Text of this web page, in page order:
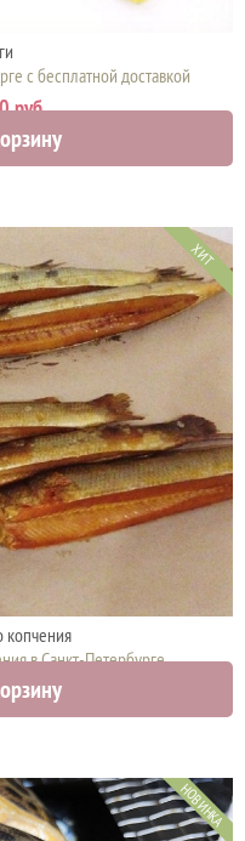
с бесплатной доставкой
руб.
ХИТ
копчения
в Санкт-Петербурге
НОВИНКА